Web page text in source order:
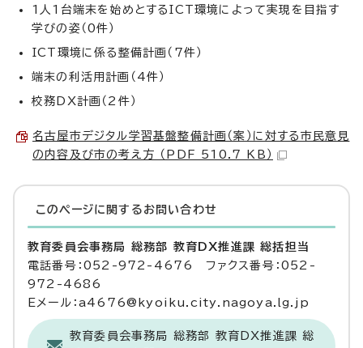
1人1台端末を始めとするICT環境によって実現を目指す
学びの姿（0件）
ICT環境に係る整備計画（7件）
端末の利活用計画（4件）
校務DX計画（2件）
名古屋市デジタル学習基盤整備計画（案）に対する市民意見
の内容及び市の考え方 （PDF 510.7 KB）
このページに関する お問い合わせ
教育委員会事務局 総務部 教育DX推進課 総括担当
電話番号：052-972-4676 ファクス番号：052-
972-4686
Eメール：a4676@kyoiku.city.nagoya.lg.jp
教育委員会事務局 総務部 教育DX推進課 総